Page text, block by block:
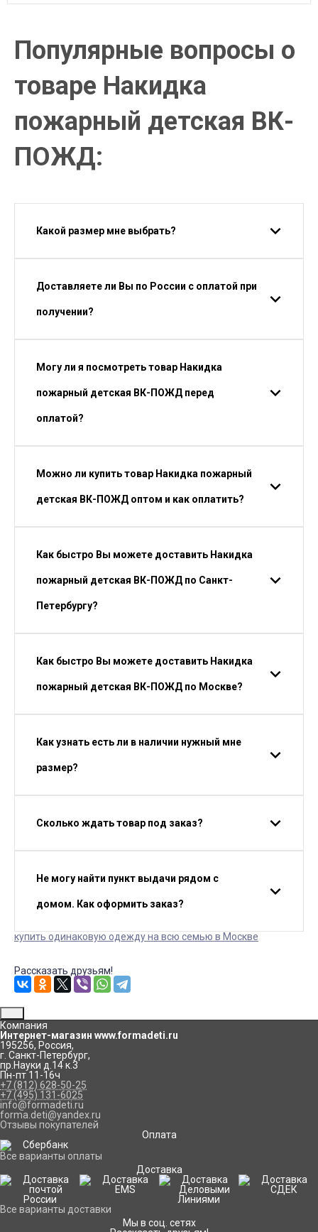
Популярные вопросы о
товаре Накидка
пожарный детская ВК-
ПОЖД:
Какой размер мне выбрать?
Доставляете ли Вы по России с оплатой при
получении?
Могу ли я посмотреть товар Накидка
пожарный детская ВК-ПОЖД перед
оплатой?
Можно ли купить товар Накидка пожарный
детская ВК-ПОЖД оптом и как оплатить?
Как быстро Вы можете доставить Накидка
пожарный детская ВК-ПОЖД по Санкт-
Петербургу?
Как быстро Вы можете доставить Накидка
пожарный детская ВК-ПОЖД по Москве?
Как узнать есть ли в наличии нужный мне
размер?
Сколько ждать товар под заказ?
Не могу найти пункт выдачи рядом с
домом. Как оформить заказ?
купить одинаковую одежду на всю семью в Москве
Рассказать друзьям!
Компания
Интернет-магазин www.formadeti.ru
195256, Россия,
г. Санкт-Петербург,
пр.Науки д.14 к.3
Пн-пт 11-16ч
+7 (812) 628-50-25
+7 (495) 131-6025
info@formadeti.ru
forma.deti@yandex.ru
Отзывы покупателей
Оплата
Все варианты оплаты
Доставка
Все варианты доставки
Мы в соц. сетях